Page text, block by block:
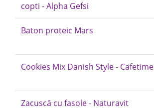
copti - Alpha Gefsi
Baton proteic Mars
Cookies Mix Danish Style - Cafetime
Zacuscă cu fasole - Naturavit